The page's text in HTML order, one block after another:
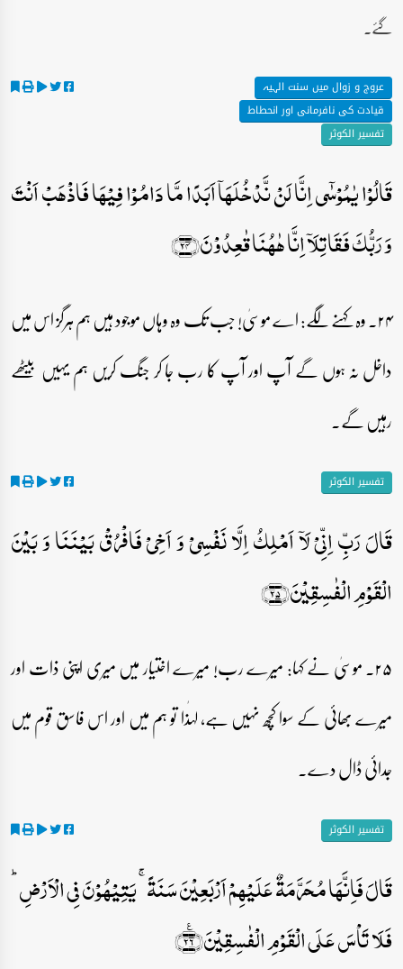
گئے۔
عروج و زوال میں سنت الہیہ
قیادت کی نافرمانی اور انحطاط
تفسیر الکوثر
قَالُوۡا یٰمُوۡسٰۤی اِنَّا لَنۡ نَّدۡخُلَہَاۤ اَبَدًا مَّا دَامُوۡا فِیۡہَا فَاذۡہَبۡ اَنۡتَ
وَ رَبُّکَ فَقَاتِلَاۤ اِنَّا ہٰہُنَا قٰعِدُوۡنَ﴿۲۴﴾
۲۴۔ وہ کہنے لگے: اے موسیٰ! جب تک وہ وہاں موجود ہیں ہم ہرگز اس میں
داخل نہ ہوں گے آپ اور آپ کا رب جا کر جنگ کریں ہم یہیں بیٹھے
رہیں گے۔
تفسیر الکوثر
قَالَ رَبِّ اِنِّیۡ لَاۤ اَمۡلِکُ اِلَّا نَفۡسِیۡ وَ اَخِیۡ فَافۡرُقۡ بَیۡنَنَا وَ بَیۡنَ
الۡقَوۡمِ الۡفٰسِقِیۡنَ﴿۲۵﴾
۲۵۔ موسیٰ نے کہا: میرے رب! میرے اختیار میں میری اپنی ذات اور
میرے بھائی کے سوا کچھ نہیں ہے، لہٰذا تو ہم میں اور اس فاسق قوم میں
جدائی ڈال دے۔
تفسیر الکوثر
قَالَ فَاِنَّہَا مُحَرَّمَۃٌ عَلَیۡہِمۡ اَرۡبَعِیۡنَ سَنَۃً ۚ یَتِیۡہُوۡنَ فِی الۡاَرۡضِ ؕ
فَلَا تَاۡسَ عَلَی الۡقَوۡمِ الۡفٰسِقِیۡنَ﴿٪۲۶﴾